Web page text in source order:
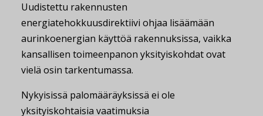
Uudistettu rakennusten
energiatehokkuusdirektiivi ohjaa lisäämään
aurinkoenergian käyttöä rakennuksissa, vaikka
kansallisen toimeenpanon yksityiskohdat ovat
vielä osin tarkentumassa.
Nykyisissä palomääräyksissä ei ole
yksityiskohtaisia vaatimuksia